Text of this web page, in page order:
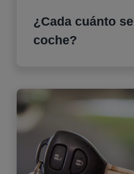
¿Cada cuánto
coche?